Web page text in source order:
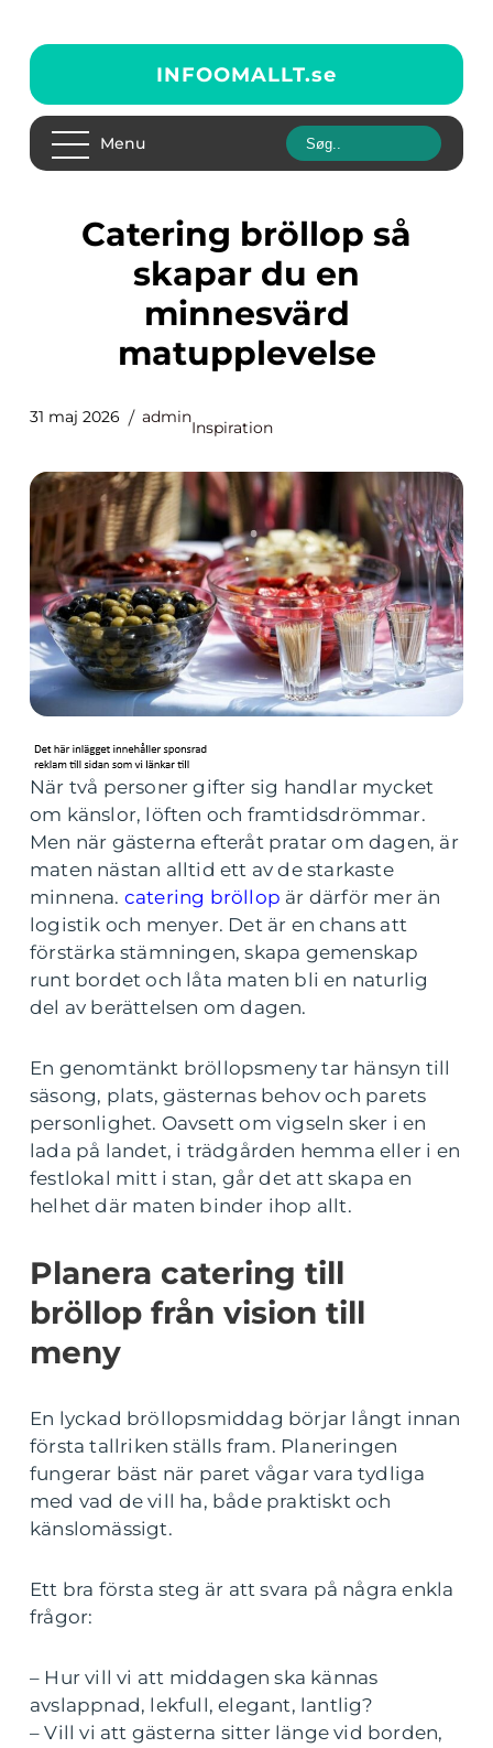
INFOOMALLT.se
Menu
Catering bröllop så
skapar du en
minnesvärd
matupplevelse
31 maj 2026 admin
Inspiration
När två personer gifter sig handlar mycket
om känslor, löften och framtidsdrömmar.
Men när gästerna efteråt pratar om dagen, är
maten nästan alltid ett av de starkaste
minnena. catering bröllop är därför mer än
logistik och menyer. Det är en chans att
förstärka stämningen, skapa gemenskap
runt bordet och låta maten bli en naturlig
del av berättelsen om dagen.
En genomtänkt bröllopsmeny tar hänsyn till
säsong, plats, gästernas behov och parets
personlighet. Oavsett om vigseln sker i en
lada på landet, i trädgården hemma eller i en
festlokal mitt i stan, går det att skapa en
helhet där maten binder ihop allt.
Planera catering till
bröllop från vision till
meny
En lyckad bröllopsmiddag börjar långt innan
första tallriken ställs fram. Planeringen
fungerar bäst när paret vågar vara tydliga
med vad de vill ha, både praktiskt och
känslomässigt.
Ett bra första steg är att svara på några enkla
frågor:
– Hur vill vi att middagen ska kännas
avslappnad, lekfull, elegant, lantlig?
– Vill vi att gästerna sitter länge vid borden,